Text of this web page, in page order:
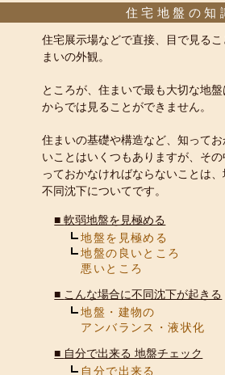
住宅地盤の知
住宅展示場などで直接、目で見る
まいの外観。
ところが、住まいで最も大切な地
からでは見ることができません。
住まいの基礎や構造など、知って
いことはいくつもありますが、そ
っておかなければならないことは、
不同沈下についてです。
■軟弱地盤を見極める
地盤を見極める
地盤の良いところ
悪いところ
■ こんな場合に不同沈下が起きる
地盤・建物の
アンバランス・液状化
■ 自分で出来る 地盤チェック
自分で出来る